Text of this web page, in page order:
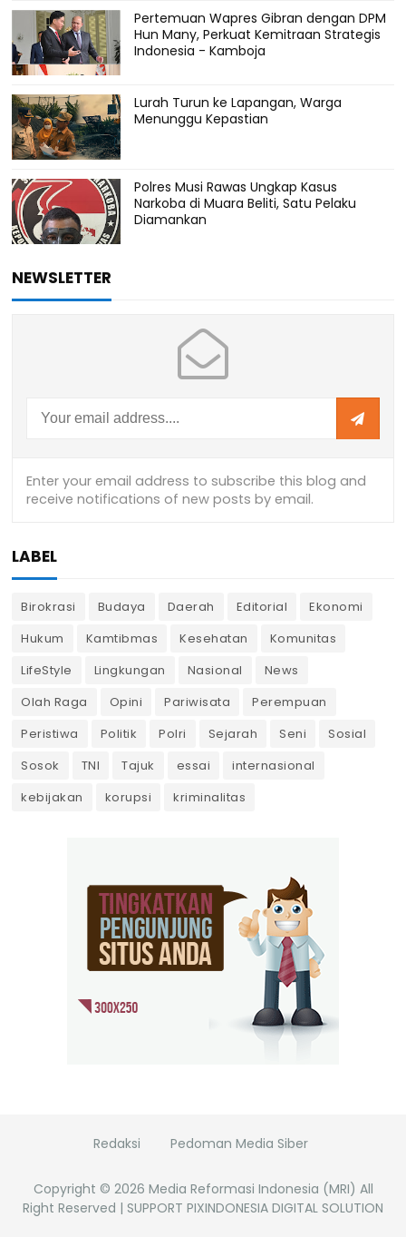
Pertemuan Wapres Gibran dengan DPM
Hun Many, Perkuat Kemitraan Strategis
Indonesia - Kamboja
Lurah Turun ke Lapangan, Warga
Menunggu Kepastian
Polres Musi Rawas Ungkap Kasus
Narkoba di Muara Beliti, Satu Pelaku
Diamankan
NEWSLETTER
LABEL
Birokrasi Budaya Daerah Editorial
Ekonomi
Hukum
Kamtibmas Kesehatan
Komunitas
LifeStyle
Lingkungan Nasional
News
Olah Raga
Opini Pariwisata
Perempuan
Peristiwa
Politik Polri Sejarah Seni
Sosial
Sosok
TNI Tajuk essai
internasional
kebijakan
korupsi kriminalitas
Redaksi Pedoman Media Siber
Copyright © 2026 Media Reformasi Indonesia (MRI) All
Right Reserved | SUPPORT PIXINDONESIA DIGITAL SOLUTION